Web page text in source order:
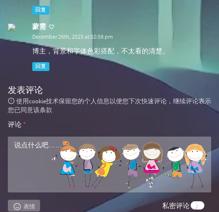
回复
蒙需
December 26th, 2025 at 02:58 pm
博主，背景和字体色彩搭配，不太看的清楚。
回复
发表评论
使用cookie技术保留您的个人信息以便您下次快速评论，继续评论表示
您已同意该条款
评论 *
表情 私密评论